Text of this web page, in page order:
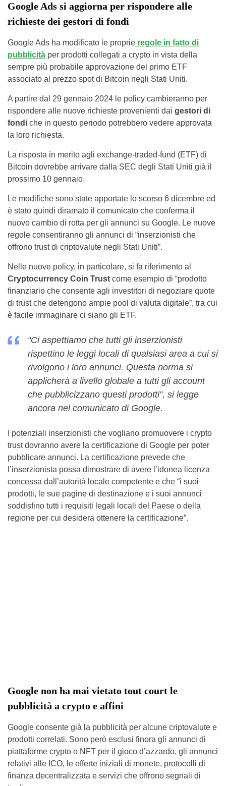
Google Ads si aggiorna per rispondere alle
richieste dei gestori di fondi
Google Ads ha modificato le proprie regole in fatto di
pubblicità per prodotti collegati a crypto in vista della
sempre più probabile approvazione del primo ETF
associato al prezzo spot di Bitcoin negli Stati Uniti.
A partire dal 29 gennaio 2024 le policy cambieranno per
rispondere alle nuove richieste provenienti dai gestori di
fondi che in questo periodo potrebbero vedere approvata
la loro richiesta.
La risposta in merito agli exchange-traded-fund (ETF) di
Bitcoin dovrebbe arrivare dalla SEC degli Stati Uniti già il
prossimo 10 gennaio.
Le modifiche sono state apportate lo scorso 6 dicembre ed
è stato quindi diramato il comunicato che conferma il
nuovo cambio di rotta per gli annunci su Google. Le nuove
regole consentiranno gli annunci di “inserzionisti che
offrono trust di criptovalute negli Stati Uniti”.
Nelle nuove policy, in particolare, si fa riferimento al
Cryptocurrency Coin Trust come esempio di “prodotto
finanziario che consente agli investitori di negoziare quote
di trust che detengono ampie pool di valuta digitale”, tra cui
è facile immaginare ci siano gli ETF.
“Ci aspettiamo che tutti gli inserzionisti
rispettino le leggi locali di qualsiasi area a cui si
rivolgono i loro annunci. Questa norma si
applicherà a livello globale a tutti gli account
che pubblicizzano questi prodotti”, si legge
ancora nel comunicato di Google.
I potenziali inserzionisti che vogliano promuovere i crypto
trust dovranno avere la certificazione di Google per poter
pubblicare annunci. La certificazione prevede che
l’inserzionista possa dimostrare di avere l’idonea licenza
concessa dall’autorità locale competente e che “i suoi
prodotti, le sue pagine di destinazione e i suoi annunci
soddisfino tutti i requisiti legali locali del Paese o della
regione per cui desidera ottenere la certificazione”.
Google non ha mai vietato tout court le
pubblicità a crypto e affini
Google consente già la pubblicità per alcune criptovalute e
prodotti correlati. Sono però esclusi finora gli annunci di
piattaforme crypto o NFT per il gioco d’azzardo, gli annunci
relativi alle ICO, le offerte iniziali di monete, protocolli di
finanza decentralizzata e servizi che offrono segnali di